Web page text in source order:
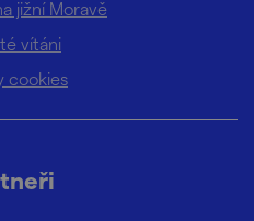
jižní Moravě
vítáni
cookies